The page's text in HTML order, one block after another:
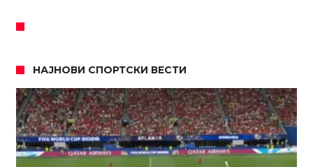
НАЈНОВИ СПОРТСКИ ВЕСТИ